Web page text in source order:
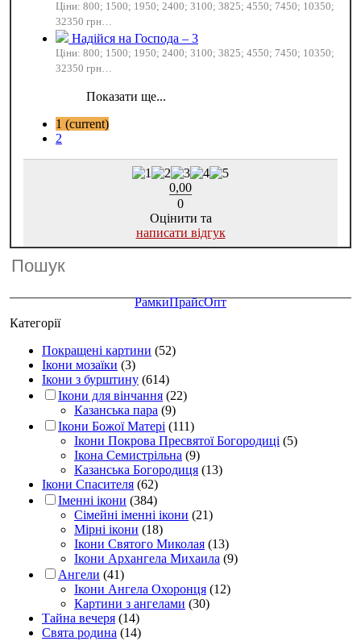
Ціни: 800; 1500; 1950; 2400; 3100; 3825; 4550; 7450; 10350;
32350 грн…
Надійся на Господа – 3
Ціни: 800; 1500; 1950; 2400; 3100; 3825; 4550; 7450; 10350;
32350 грн…
1 (current)
2
0,00
0
Оцінити та
написати відгук
РамкиПрайсОпт
Категорії
Покращені картини (52)
Ікони мозаїки (3)
Ікони з бурштину (614)
Ікони для вінчання (22)
Казанська пара (9)
Ікони Божої Матері (111)
Ікони Покрова Пресвятої Богородиці (5)
Ікона Семистрільна (9)
Казанська Богородиця (13)
Ікони Спасителя (62)
Іменні ікони (384)
Сімейні іменні ікони (21)
Мірні ікони (18)
Ікони Святого Миколая (13)
Ікони Архангела Михаила (9)
Ангели (41)
Ікони Ангела Охоронця (12)
Картини з ангелами (30)
Тайна вечеря (14)
Свята родина (14)